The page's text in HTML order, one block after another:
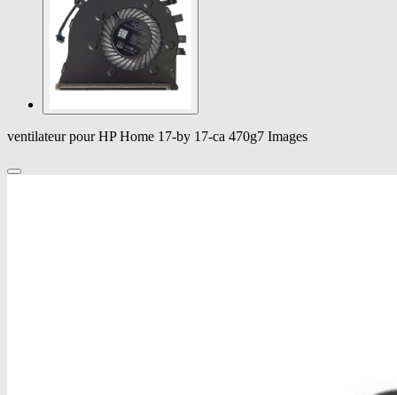
ventilateur pour HP Home 17-by 17-ca 470g7 Images